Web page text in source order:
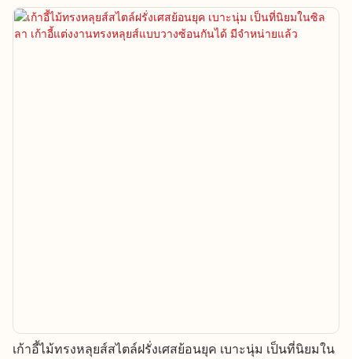
เก้าอี้ไม้ทรงหลุยส์สไตล์ฝรั่งเศสย้อนยุค เบาะนุ่ม เป็นที่นิยมใน